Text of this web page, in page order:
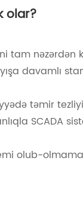
olar?
tam nəzərdən
davamlı
təmir
SCADA
olub-